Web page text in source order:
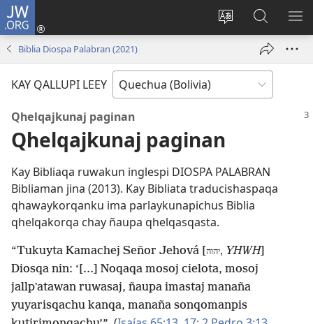
JW.ORG
Change
language
Yaykunapaj
(opens
JW.ORG
nisqapi
Biblia Diospa Palabran (2021)
KAY QALLUPI LEEY
Qhelqajkunaj paginan
Qhelqajkunaj paginan
Kay Bibliaqa ruwakun inglespi DIOSPA PALABRAN
Bibliaman jina (2013). Kay Bibliata traducishaspaqa
qhawaykorqanku ima parlaykunapichus Biblia
qhelqakorqa chay ñaupa qhelqasqasta.
“Tukuyta Kamachej Señor Jehová [ יהוה, YHWH]
Diosqa nin: ‘[...] Noqaqa mosoj cielota, mosoj
jallpʼatawan ruwasaj, ñaupa imastaj manaña
yuyarisqachu kanqa, manaña sonqomanpis